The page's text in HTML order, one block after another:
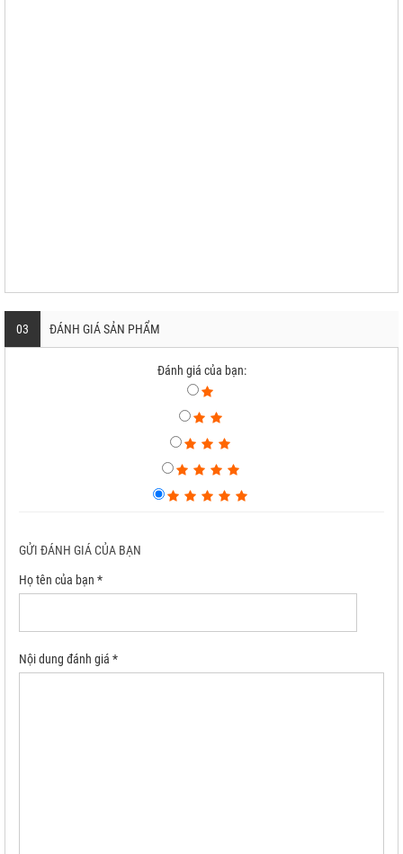
03 ĐÁNH GIÁ SẢN PHẨM
Đánh giá của bạn:
GỬI ĐÁNH GIÁ CỦA BẠN
Họ tên của bạn *
Nội dung đánh giá *